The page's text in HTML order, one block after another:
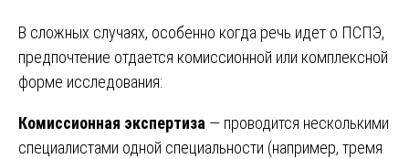
В сложных случаях, особенно когда речь идет о ПСПЭ,
предпочтение отдается комиссионной или комплексной
форме исследования:
Комиссионная экспертиза — проводится несколькими
специалистами одной специальности (например, тремя